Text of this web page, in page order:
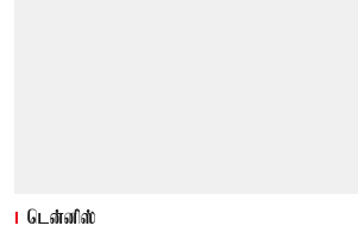
டென்னிஸ்